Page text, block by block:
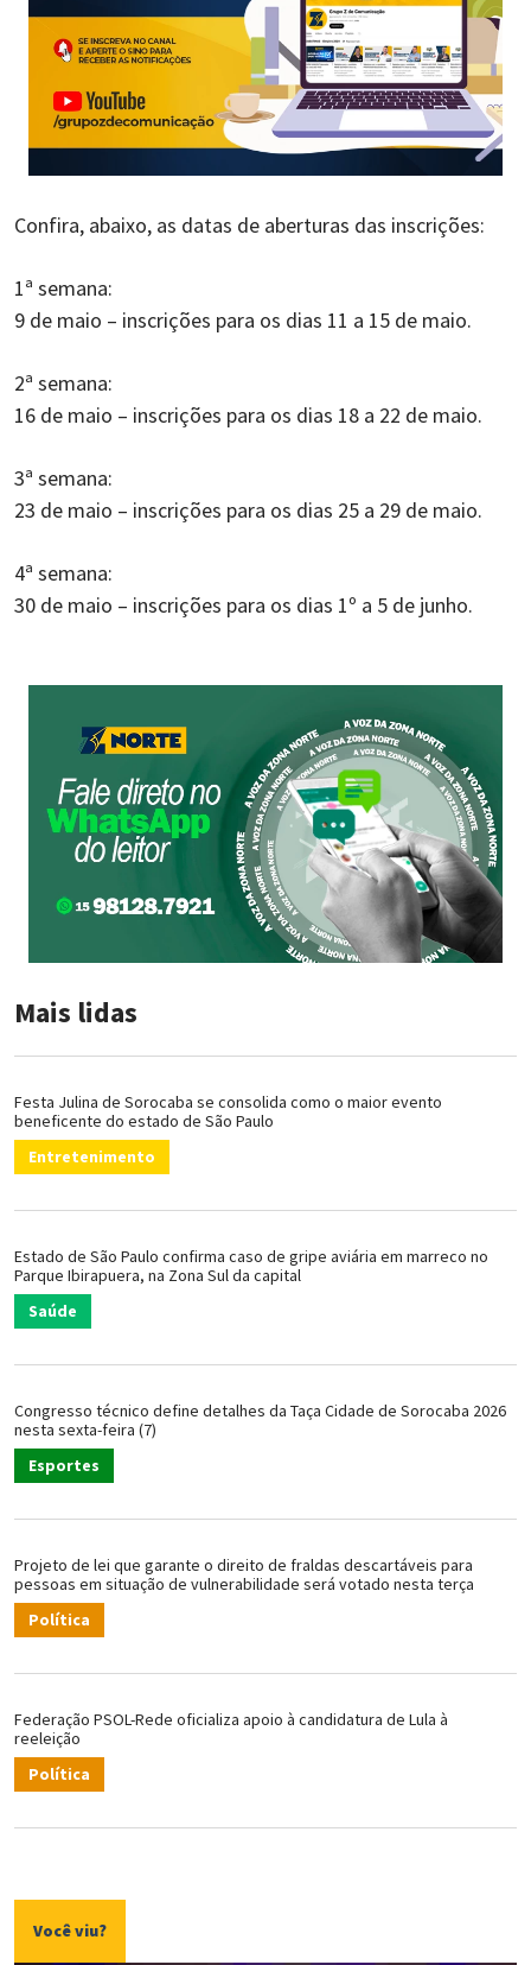
Confira, abaixo, as datas de aberturas das inscrições:
1ª semana:
9 de maio – inscrições para os dias 11 a 15 de maio.
2ª semana:
16 de maio – inscrições para os dias 18 a 22 de maio.
3ª semana:
23 de maio – inscrições para os dias 25 a 29 de maio.
4ª semana:
30 de maio – inscrições para os dias 1º a 5 de junho.
Mais lidas
Festa Julina de Sorocaba se consolida como o maior evento
beneficente do estado de São Paulo
Entretenimento
Estado de São Paulo confirma caso de gripe aviária em marreco no
Parque Ibirapuera, na Zona Sul da capital
Saúde
Congresso técnico define detalhes da Taça Cidade de Sorocaba 2026
nesta sexta-feira (7)
Esportes
Projeto de lei que garante o direito de fraldas descartáveis para
pessoas em situação de vulnerabilidade será votado nesta terça
Política
Federação PSOL-Rede oficializa apoio à candidatura de Lula à
reeleição
Política
Você viu?